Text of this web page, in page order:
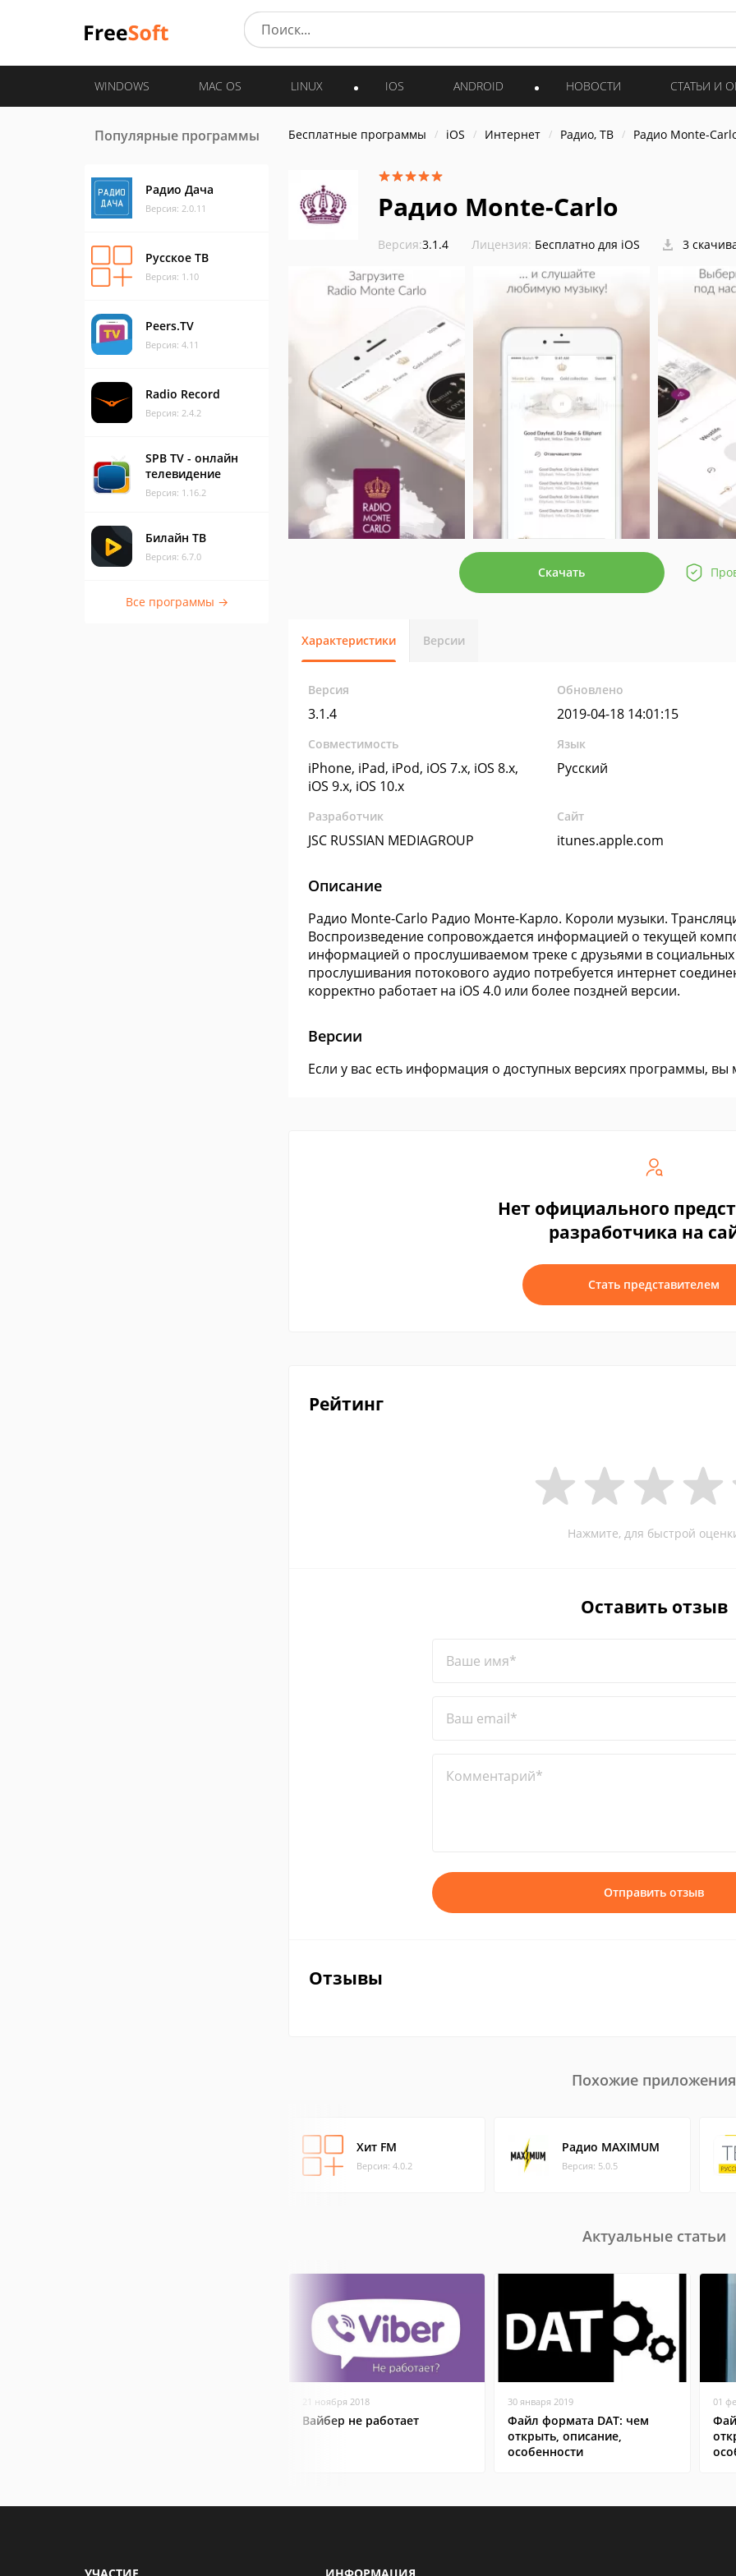
WINDOWS MAC OS LINUX IOS ANDROID НОВОСТИ СТАТЬИ И
Популярные программы
Радио Дача
Версия: 2.0.11
Русское ТВ
Версия: 1.10
Peers.TV
Версия: 4.11
Radio Record
Версия: 2.4.2
SPB TV - онлайн
телевидение
Версия: 1.16.2
Билайн ТВ
Версия: 6.7.0
Все программы →
Бесплатные программы iOS Интернет Радио, ТВ Радио Monte-
Радио Monte-Carlo
Версия:3.1.4 Лицензия: Бесплатно для iOS 3
Скачать
Характеристики Версии
Версия
3.1.4
Обновлено
2019-04-18 14:01:15
Совместимость
iPhone, iPad, iPod, iOS 7.x, iOS 8.x,
iOS 9.x, iOS 10.x
Язык
Русский
Разработчик
JSC RUSSIAN MEDIAGROUP
Сайт
itunes.apple.com
Описание
Радио Monte-Carlo Радио Монте-Карло. Короли музыки.
Воспроизведение сопровождается информацией о текущей
информацией о прослушиваемом треке с друзьями в социальных
прослушивания потокового аудио потребуется интернет
корректно работает на iOS 4.0 или более поздней версии.
Версии
Если у вас есть информация о доступных версиях программы,
Нет официального
разработчика на
Стать представителем
Рейтинг
Нажмите, для быстрой
Оставить отзыв
Ваше имя*
Ваш email*
Комментарий*
Отправить отзыв
Отзывы
Похожие приложения
Хит FM
Версия: 4.0.2
Радио MAXIMUM
Версия: 5.0.5
Актуальные статьи
21 ноября 2018
Вайбер не работает
30 января 2019
Файл формата DAT: чем
открыть, описание,
особенности
01